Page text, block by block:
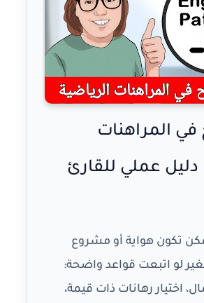
المراهنات
دليل عملي للقارئ
تكون هواية أو مشروع
لو اتبعت قواعد واضحة:
اختيار رهانات ذات قيمة،